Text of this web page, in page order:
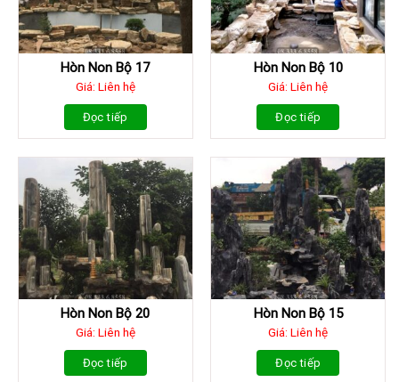
Hòn Non Bộ 17
Giá: Liên hệ
Đọc tiếp
Hòn Non Bộ 10
Giá: Liên hệ
Đọc tiếp
Hòn Non Bộ 20
Giá: Liên hệ
Đọc tiếp
Hòn Non Bộ 15
Giá: Liên hệ
Đọc tiếp